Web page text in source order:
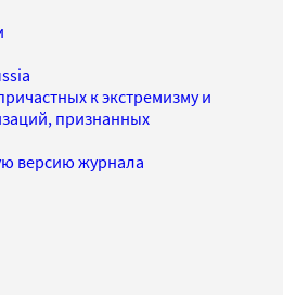
к экстремизму и
признанных
версию журнала